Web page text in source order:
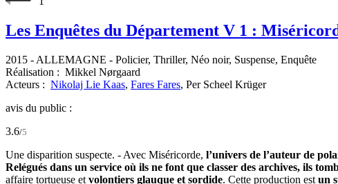
Les Enquêtes du Département V 1 :
2015 - ALLEMAGNE - Policier, Thriller, Néo noir, Suspense, Enquête
Réalisation : Mikkel Nørgaard
Acteurs : Nikolaj Lie Kaas, Fares Fares, Per Scheel Krüger
avis du public :
3.6/5
Une disparition suspecte. - Avec Miséricorde, l’univers de l’auteur de
Relégués dans un service où ils ne font que classer des archives, ils
affaire tortueuse et volontiers glauque et sordide. Cette production est un